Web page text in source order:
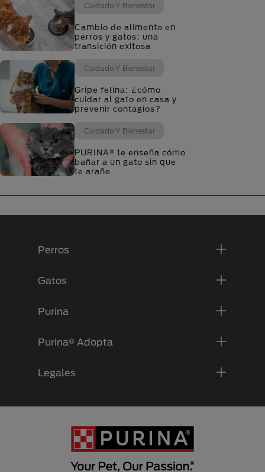
Cuidado Y Bienestar
Cambio de alimento en
perros y gatos: una
transición exitosa
Cuidado Y Bienestar
Gripe felina: ¿cómo
cuidar al gato en casa y
prevenir contagios?
Cuidado Y Bienestar
PURINA® te enseña cómo
bañar a un gato sin que
te arañe
Perros
Gatos
Purina
Purina® Adopta
Legales